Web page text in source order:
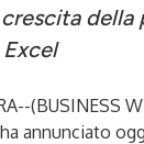
della
(BUSINESS
annunciato